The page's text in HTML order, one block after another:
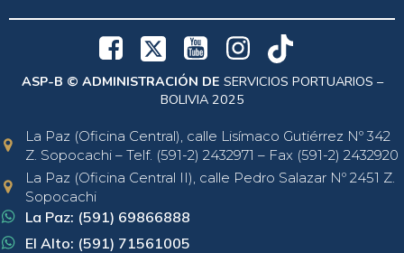
ASP-B © ADMINISTRACIÓN DE SERVICIOS PORTUARIOS –
BOLIVIA 2025
La Paz (Oficina Central), calle Lisímaco Gutiérrez Nº 342
Z. Sopocachi – Telf. (591-2) 2432971 – Fax (591-2) 2432920
La Paz (Oficina Central II), calle Pedro Salazar Nº 2451 Z.
Sopocachi
La Paz: (591) 69866888
El Alto: (591) 71561005